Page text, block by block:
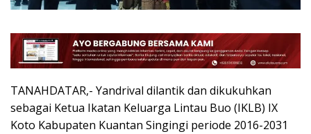
TANAHDATAR,- Yandrival dilantik dan dikukuhkan
sebagai Ketua Ikatan Keluarga Lintau Buo (IKLB) IX
Koto Kabupaten Kuantan Singingi periode 2016-2031